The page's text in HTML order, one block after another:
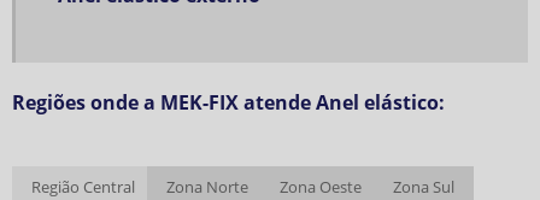
ARRUELA MB COMPRAR
CHAVETAS EM DIADEMA
Regiões onde a MEK-FIX atende Anel elástico:
Região Central Zona Norte Zona Oeste
Zona Sul